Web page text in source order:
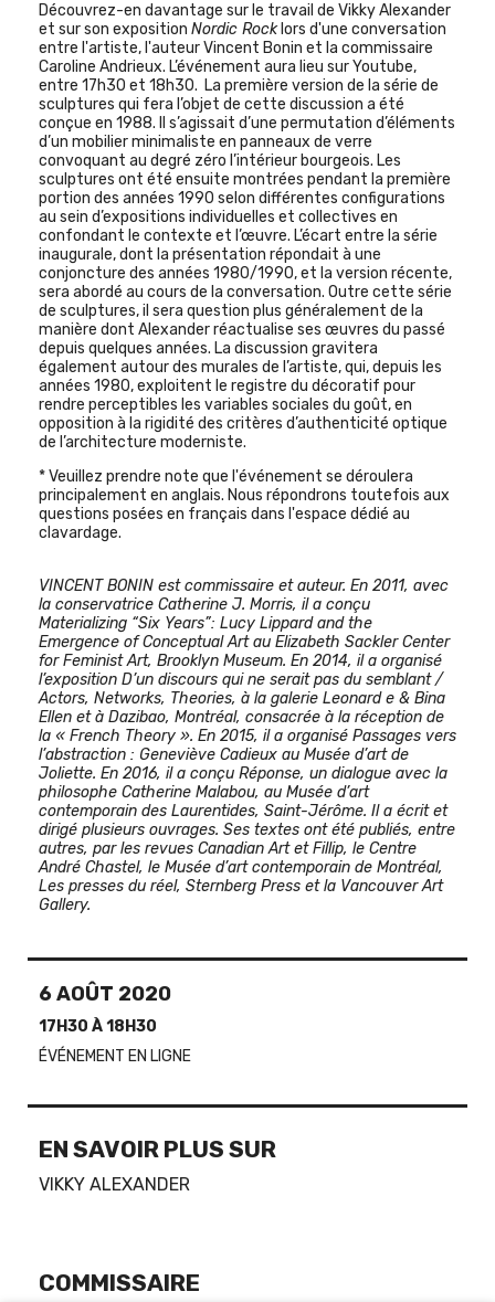
Découvrez-en davantage sur le travail de Vikky Alexander
et sur son exposition Nordic Rocklors d'une conversation
entre l'artiste, l'auteur Vincent Bonin et la commissaire
Caroline Andrieux. L’événement aura lieu sur Youtube,
entre 17h30 et 18h30. La première version de la série de
sculptures qui fera l’objet de cette discussion a été
conçue en 1988. Il s’agissait d’une permutation d’éléments
d’un mobilier minimaliste en panneaux de verre
convoquant au degré zéro l’intérieur bourgeois. Les
sculptures ont été ensuite montrées pendant la première
portion des années 1990 selon différentes configurations
au sein d’expositions individuelles et collectives en
confondant le contexte et l’œuvre. L’écart entre la série
inaugurale, dont la présentation répondait à une
conjoncture des années 1980/1990, et la version récente,
sera abordé au cours de la conversation. Outre cette série
de sculptures, il sera question plus généralement de la
manière dont Alexander réactualise ses œuvres du passé
depuis quelques années. La discussion gravitera
également autour des murales de l’artiste, qui, depuis les
années 1980, exploitent le registre du décoratif pour
rendre perceptibles les variables sociales du goût, en
opposition à la rigidité des critères d’authenticité optique
de l’architecture moderniste.
* Veuillez prendre note que l'événement se déroulera
principalement en anglais. Nous répondrons toutefois aux
questions posées en français dans l'espace dédié au
clavardage.
VINCENT BONIN est commissaire et auteur. En 2011, avec
la conservatrice Catherine J. Morris, il a conçu
Materializing “Six Years”: Lucy Lippard and the
Emergence of Conceptual Art au Elizabeth Sackler Center
for Feminist Art, Brooklyn Museum. En 2014, il a organisé
l’exposition D’un discours qui ne serait pas du semblant /
Actors, Networks, Theories, à la galerie Leonard e & Bina
Ellen et à Dazibao, Montréal, consacrée à la réception de
la « French Theory ». En 2015, il a organisé Passages vers
l’abstraction : Geneviève Cadieux au Musée d’art de
Joliette. En 2016, il a conçu Réponse, un dialogue avec la
philosophe Catherine Malabou, au Musée d’art
contemporain des Laurentides, Saint-Jérôme. Il a écrit et
dirigé plusieurs ouvrages. Ses textes ont été publiés, entre
autres, par les revues Canadian Art et Fillip, le Centre
André Chastel, le Musée d’art contemporain de Montréal,
Les presses du réel, Sternberg Press et la Vancouver Art
Gallery.
6 AOÛT 2020
17H30 À 18H30
ÉVÉNEMENT EN LIGNE
EN SAVOIR PLUS SUR
VIKKY ALEXANDER
COMMISSAIRE